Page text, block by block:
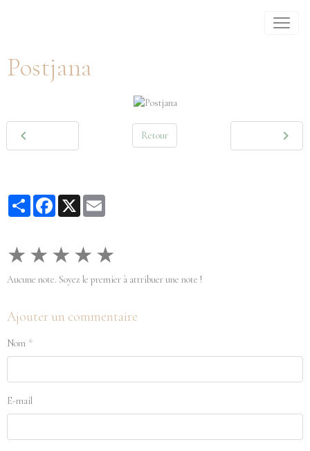
Postjana
Retour
PartagerFacebook
X
★ ★ ★ ★ ★
Aucune note. Soyez le premier à attribuer une note !
Ajouter un commentaire
Nom
E-mail